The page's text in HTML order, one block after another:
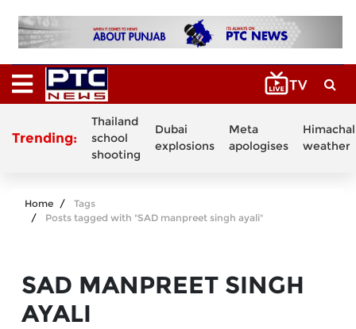
Trending:
Thailand
school
shooting
Dubai
explosions
Meta
apologises
Himachal
weather
Home
Tags
Posts tagged with "SAD manpreet singh ayali"
SAD MANPREET SINGH
AYALI